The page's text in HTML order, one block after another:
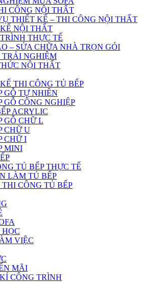
CÔNG NỘI THẤT
THIẾT KẾ – THI CÔNG NỘI THẤT
NỘI THẤT
THỰC TẾ
– SỬA CHỮA NHÀ TRỌN GÓI
TRẢI NGHIỆM
NỘI THẤT
THI CÔNG TỦ BẾP
GỖ TỰ NHIÊN
GỖ CÔNG NGHIỆP
ACRYLIC
GỖ CHỮ L
CHỮ U
CHỮ I
MINI
TỦ BẾP THỰC TẾ
LÀM TỦ BẾP
CÔNG TỦ BẾP
VIỆC
MÃI
CÔNG TRÌNH